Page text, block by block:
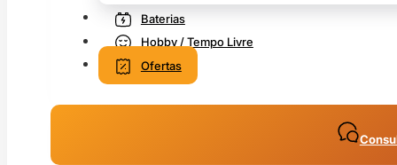
Baterias
Hobby / Tempo Livre
Ofertas